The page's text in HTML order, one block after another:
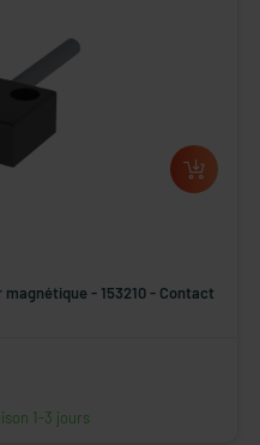
- 153210 - Contact
1-3 jours